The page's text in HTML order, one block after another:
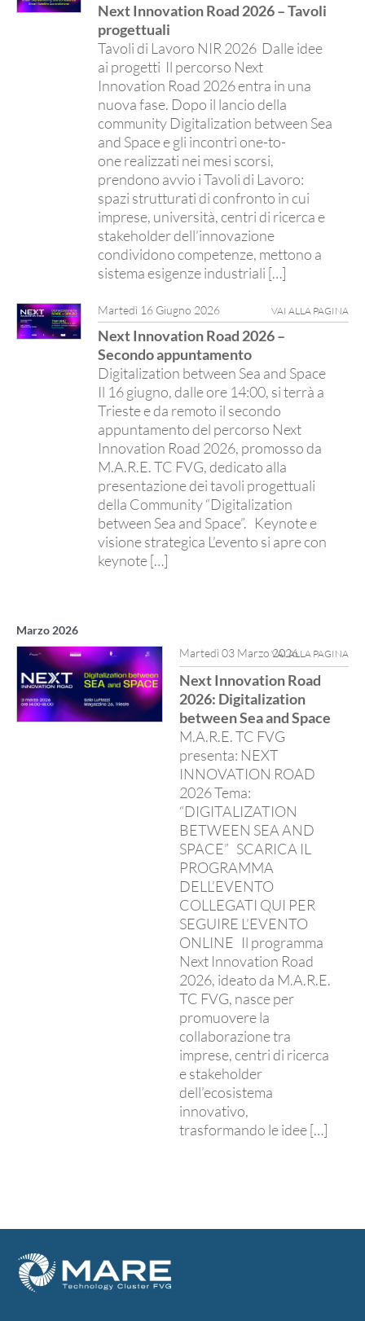
Next Innovation Road 2026 – Tavoli
progettuali
Tavoli di Lavoro NIR 2026 Dalle idee
ai progetti Il percorso Next
Innovation Road 2026 entra in una
nuova fase. Dopo il lancio della
community Digitalization between Sea
and Space e gli incontri one-to-
one realizzati nei mesi scorsi,
prendono avvio i Tavoli di Lavoro:
spazi strutturati di confronto in cui
imprese, università, centri di ricerca e
stakeholder dell’innovazione
condividono competenze, mettono a
sistema esigenze industriali […]
Martedì 16 Giugno 2026 VAI ALLA PAGINA
Next Innovation Road 2026 –
Secondo appuntamento
Digitalization between Sea and Space
Il 16 giugno, dalle ore 14:00, si terrà a
Trieste e da remoto il secondo
appuntamento del percorso Next
Innovation Road 2026, promosso da
M.A.R.E. TC FVG, dedicato alla
presentazione dei tavoli progettuali
della Community “Digitalization
between Sea and Space”. Keynote e
visione strategica L’evento si apre con
keynote […]
Marzo 2026
Martedì 03 Marzo 2026VAI ALLA PAGINA
Next Innovation Road
2026: Digitalization
between Sea and Space
M.A.R.E. TC FVG
presenta: NEXT
INNOVATION ROAD
2026 Tema:
“DIGITALIZATION
BETWEEN SEA AND
SPACE” SCARICA IL
PROGRAMMA
DELL’EVENTO
COLLEGATI QUI PER
SEGUIRE L’EVENTO
ONLINE Il programma
Next Innovation Road
2026, ideato da M.A.R.E.
TC FVG, nasce per
promuovere la
collaborazione tra
imprese, centri di ricerca
e stakeholder
dell’ecosistema
innovativo,
trasformando le idee […]